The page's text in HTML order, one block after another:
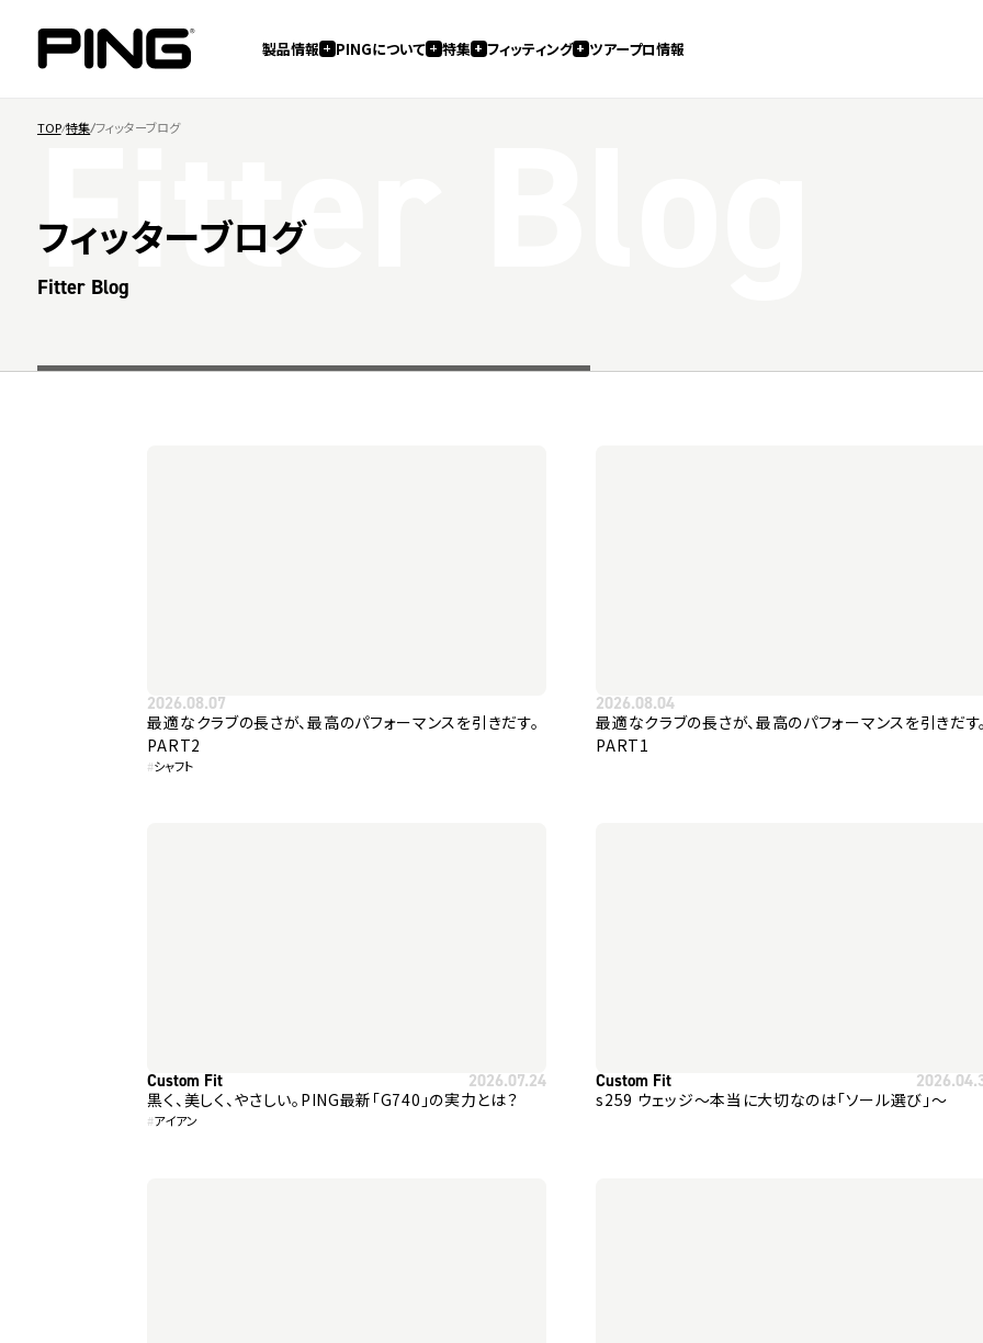
製品情報 PINGについて 特集 フィッティング ツアープロ情報
TOP 特集 フィッターブログ
Fitter Blog
フィッターブログ
Fitter Blog
2026.08.07
最適なクラブの長さが、最高のパフォーマンスを引きだす。
PART2
#シャフト
2026.08.04
最適なクラブの長さが、最高のパフォーマンスを引きだす
PART1
Custom Fit 2026.07.24
黒く、美しく、やさしい。PING最新「G740」の実力とは？
#アイアン
Custom Fit
s259 ウェッジ～本当に大切なのは「ソール選び」～